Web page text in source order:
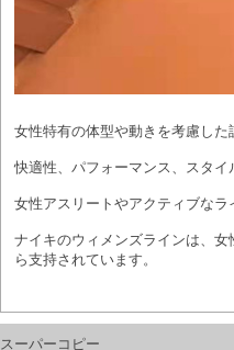
女性特有の体型や動きを考慮した
快適性、パフォーマンス、スタイ
女性アスリートやアクティブな
ナイキのウィメンズラインは、
ら支持されています。
スーパーコピー